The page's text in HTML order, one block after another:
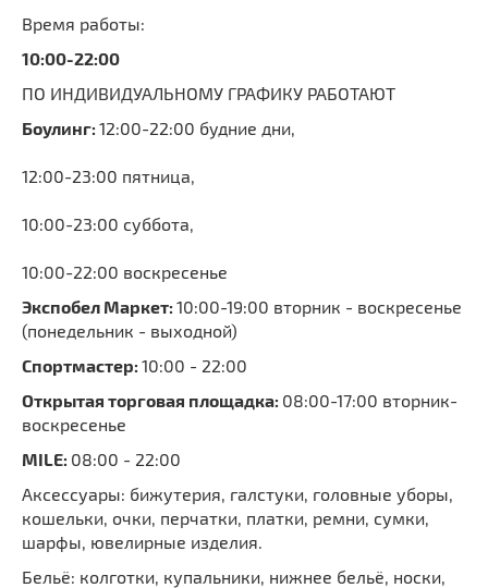
Время работы:
10:00-22:00
ПО ИНДИВИДУАЛЬНОМУ ГРАФИКУ РАБОТАЮТ
Боулинг: 12:00-22:00 будние дни,
12:00-23:00 пятница,
10:00-23:00 суббота,
10:00-22:00 воскресенье
Экспобел Маркет: 10:00-19:00 вторник - воскресенье
(понедельник - выходной)
Спортмастер: 10:00 - 22:00
Открытая торговая площадка: 08:00-17:00 вторник-
воскресенье
MILE: 08:00 - 22:00
Аксессуары: бижутерия, галстуки, головные уборы,
кошельки, очки, перчатки, платки, ремни, сумки,
шарфы, ювелирные изделия.
Бельё: колготки, купальники, нижнее бельё, носки,